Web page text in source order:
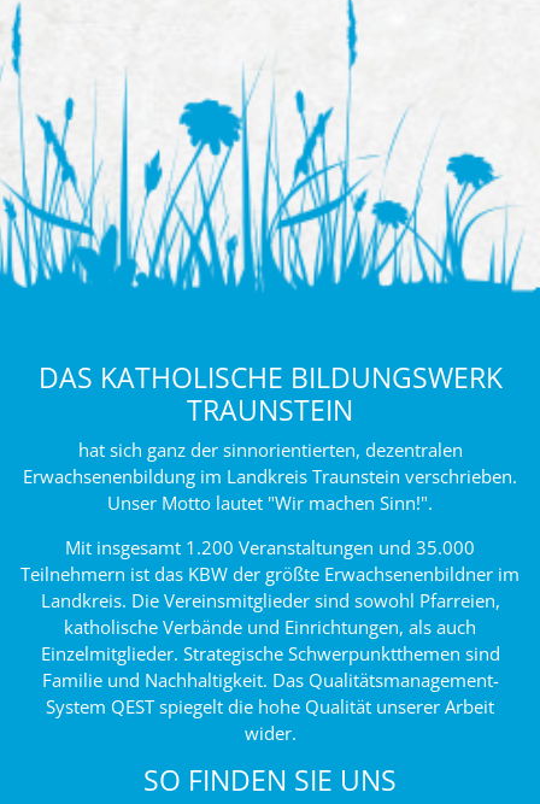
DAS KATHOLISCHE BILDUNGSWERK
TRAUNSTEIN
hat sich ganz der sinnorientierten, dezentralen
Erwachsenenbildung im Landkreis Traunstein verschrieben.
Unser Motto lautet "Wir machen Sinn!".
Mit insgesamt 1.200 Veranstaltungen und 35.000
Teilnehmern ist das KBW der größte Erwachsenenbildner im
Landkreis. Die Vereinsmitglieder sind sowohl Pfarreien,
katholische Verbände und Einrichtungen, als auch
Einzelmitglieder. Strategische Schwerpunktthemen sind
Familie und Nachhaltigkeit. Das Qualitätsmanagement-
System QEST spiegelt die hohe Qualität unserer Arbeit
wider.
SO FINDEN SIE UNS